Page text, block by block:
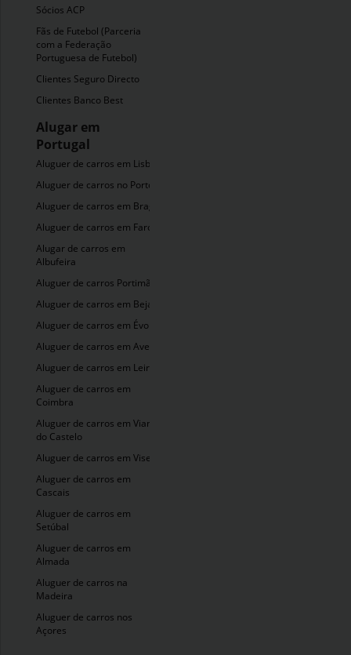
Sócios ACP
Fãs de Futebol (Parceria
com a Federação
Portuguesa de Futebol)
Clientes Seguro Directo
Clientes Banco Best
Alugar em
Portugal
Aluguer de carros em Lisboa
Aluguer de carros no Porto
Aluguer de carros em Braga
Aluguer de carros em Faro
Alugar de carros em
Albufeira
Aluguer de carros Portimão
Aluguer de carros em Beja
Aluguer de carros em Évora
Aluguer de carros em Aveiro
Aluguer de carros em Leiria
Aluguer de carros em
Coimbra
Aluguer de carros em Viana
do Castelo
Aluguer de carros em Viseu
Aluguer de carros em
Cascais
Aluguer de carros em
Setúbal
Aluguer de carros em
Almada
Aluguer de carros na
Madeira
Aluguer de carros nos
Açores